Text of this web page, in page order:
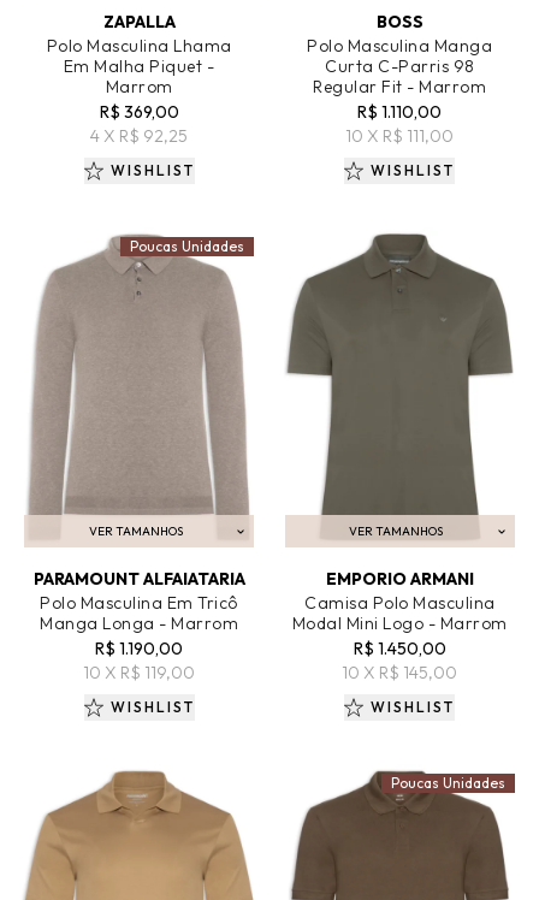
ZAPALLA
Polo Masculina Lhama
Em Malha Piquet -
Marrom
R$ 369,00
4 X R$ 92,25
WISHLIST
BOSS
Polo Masculina Manga
Curta C-Parris 98
Regular Fit - Marrom
R$ 1.110,00
10 X R$ 111,00
WISHLIST
VER TAMANHOS
ADICIONAR AO CARRINHO
PARAMOUNT ALFAIATARIA
Polo Masculina Em Tricô
Manga Longa - Marrom
R$ 1.190,00
10 X R$ 119,00
Poucas Unidades
WISHLIST
VER TAMANHOS
ADICIONAR AO CARRINHO
EMPORIO ARMANI
Camisa Polo Masculina
Modal Mini Logo - Marrom
R$ 1.450,00
10 X R$ 145,00
WISHLIST
Poucas Unidades